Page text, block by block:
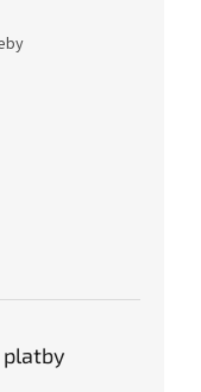
platby